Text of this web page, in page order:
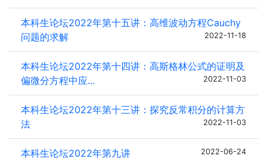
本科生论坛2022年第十五讲：高维波动方程Cauchy
问题的求解
2022-11-18
本科生论坛2022年第十四讲：高斯格林公式的证明及
偏微分方程中应...
2022-11-03
本科生论坛2022年第十三讲：探究反常积分的计算方
法
2022-11-03
本科生论坛2022年第九讲 2022-06-24